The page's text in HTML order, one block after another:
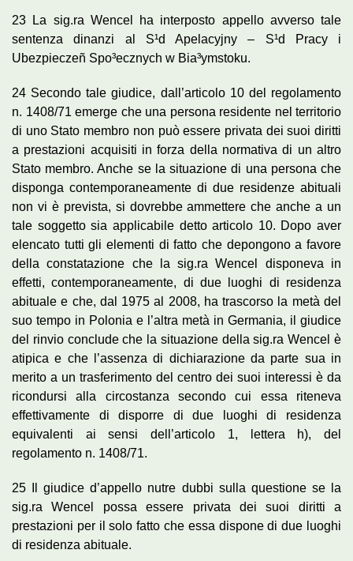
23 La sig.ra Wencel ha interposto appello avverso tale
sentenza dinanzi al S¹d Apelacyjny – S¹d Pracy i
Ubezpieczeñ Spo³ecznych w Bia³ymstoku.
24 Secondo tale giudice, dall’articolo 10 del regolamento
n. 1408/71 emerge che una persona residente nel territorio
di uno Stato membro non può essere privata dei suoi diritti
a prestazioni acquisiti in forza della normativa di un altro
Stato membro. Anche se la situazione di una persona che
disponga contemporaneamente di due residenze abituali
non vi è prevista, si dovrebbe ammettere che anche a un
tale soggetto sia applicabile detto articolo 10. Dopo aver
elencato tutti gli elementi di fatto che depongono a favore
della constatazione che la sig.ra Wencel disponeva in
effetti, contemporaneamente, di due luoghi di residenza
abituale e che, dal 1975 al 2008, ha trascorso la metà del
suo tempo in Polonia e l’altra metà in Germania, il giudice
del rinvio conclude che la situazione della sig.ra Wencel è
atipica e che l’assenza di dichiarazione da parte sua in
merito a un trasferimento del centro dei suoi interessi è da
ricondursi alla circostanza secondo cui essa riteneva
effettivamente di disporre di due luoghi di residenza
equivalenti ai sensi dell’articolo 1, lettera h), del
regolamento n. 1408/71.
25 Il giudice d’appello nutre dubbi sulla questione se la
sig.ra Wencel possa essere privata dei suoi diritti a
prestazioni per il solo fatto che essa dispone di due luoghi
di residenza abituale.